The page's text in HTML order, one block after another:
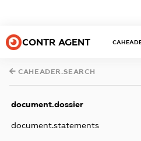
CONTR AGENT
CAHEADER.SEARCH
document.dossier
document.statements